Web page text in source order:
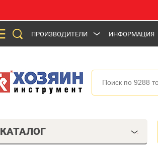
ПРОИЗВОДИТЕЛИ ИНФОРМАЦИЯ
КАТАЛОГ